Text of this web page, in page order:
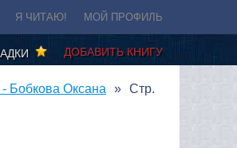
Я ЧИТАЮ! МОЙ ПРОФИЛЬ
ДОБАВИТЬ КНИГУ
Бобкова Оксана
Стр.